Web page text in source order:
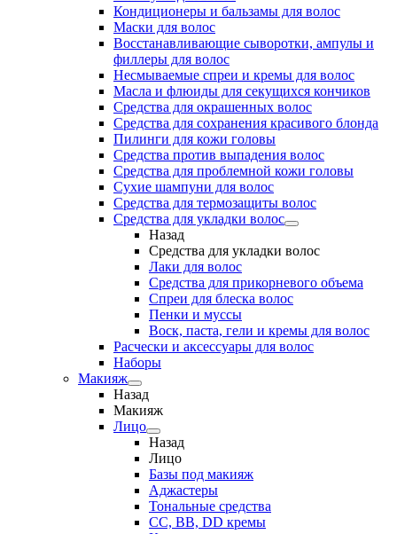
Кондиционеры и бальзамы для волос
Маски для волос
Восстанавливающие сыворотки, ампулы и
филлеры для волос
Несмываемые спреи и кремы для волос
Масла и флюиды для секущихся кончиков
Средства для окрашенных волос
Средства для сохранения красивого блонда
Пилинги для кожи головы
Средства против выпадения волос
Средства для проблемной кожи головы
Сухие шампуни для волос
Средства для термозащиты волос
Средства для укладки волос
Назад
Средства для укладки волос
Лаки для волос
Средства для прикорневого объема
Спреи для блеска волос
Пенки и муссы
Воск, паста, гели и кремы для волос
Расчески и аксессуары для волос
Наборы
Макияж
Назад
Макияж
Лицо
Назад
Лицо
Базы под макияж
Аджастеры
Тональные средства
CC, BB, DD кремы